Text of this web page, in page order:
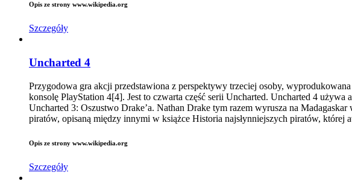
Opis ze strony www.wikipedia.org
Szczegóły
Uncharted 4
Przygodowa gra akcji przedstawiona z perspektywy trzeciej osoby,
konsolę PlayStation 4[4]. Jest to czwarta część serii Uncharted. Uncharted 4
Uncharted 3: Oszustwo Drake’a. Nathan Drake tym razem wyrusza na
piratów, opisaną między innymi w książce Historia najsłynniejszych piratów, której
Opis ze strony www.wikipedia.org
Szczegóły